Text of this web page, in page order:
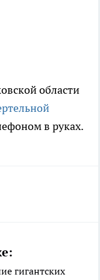
области
в руках.
гигантских